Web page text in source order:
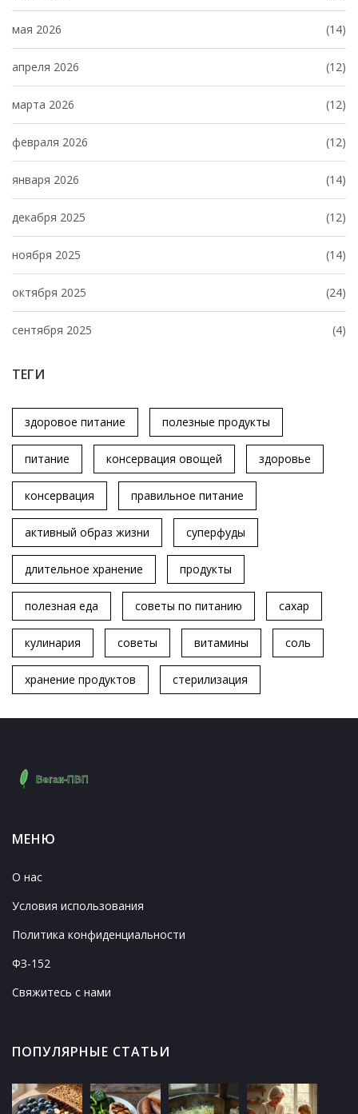
мая 2026 (14)
апреля 2026 (12)
марта 2026 (12)
февраля 2026 (12)
января 2026 (14)
декабря 2025 (12)
ноября 2025 (14)
октября 2025 (24)
сентября 2025 (4)
ТЕГИ
здоровое питание полезные продукты
питание консервация овощей здоровье
консервация правильное питание
активный образ жизни суперфуды
длительное хранение продукты
полезная еда советы по питанию сахар
кулинария советы витамины соль
хранение продуктов стерилизация
МЕНЮ
О нас
Условия использования
Политика конфиденциальности
ФЗ-152
Свяжитесь с нами
ПОПУЛЯРНЫЕ СТАТЬИ